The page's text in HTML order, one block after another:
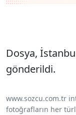
Dosya,
gönderildi.
www.sozcu.com.tr
fotoğrafların her